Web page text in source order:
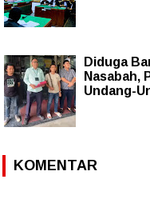
Diduga
Nasabah,
Undang-
KOMENTAR